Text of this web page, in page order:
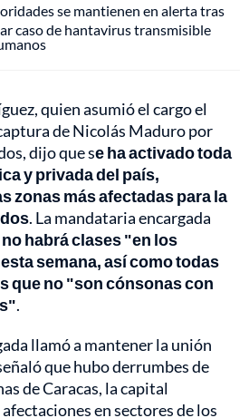
se mantienen en alerta tras
caso de hantavirus transmisible
quien asumió el cargo el
de Nicolás Maduro por
dijo que se ha activado toda
y privada del país,
zonas más afectadas para la
. La mandataria encargada
no habrá clases "en los
semana, así como todas
que no "son cónsonas con
.
llamó a mantener la unión
que hubo derrumbes de
de Caracas, la capital
en sectores de los